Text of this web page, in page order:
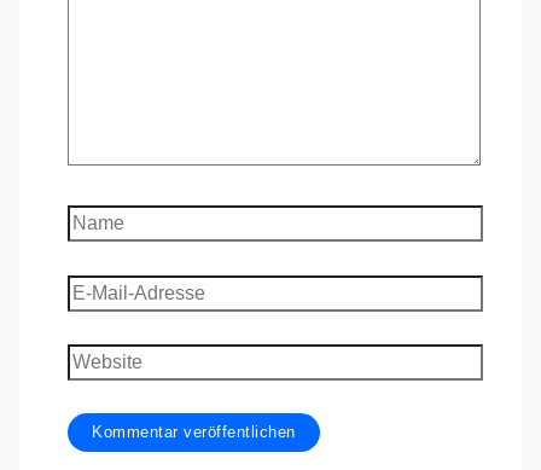
Name
E-
Mail-
Adresse
Website